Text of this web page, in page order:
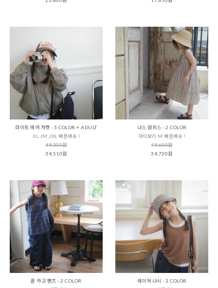
라이트 에어 자켓 - 5 COLOR + ADULT
XL,JM,JXL 빠른배송 !
49,300원
34,510원
나스 원피스 - 2 COLOR
아이보리 M 빠른배송 !
49,600원
34,720원
론 카고 팬츠 - 2 COLOR
레이어 나시 - 3 COLOR